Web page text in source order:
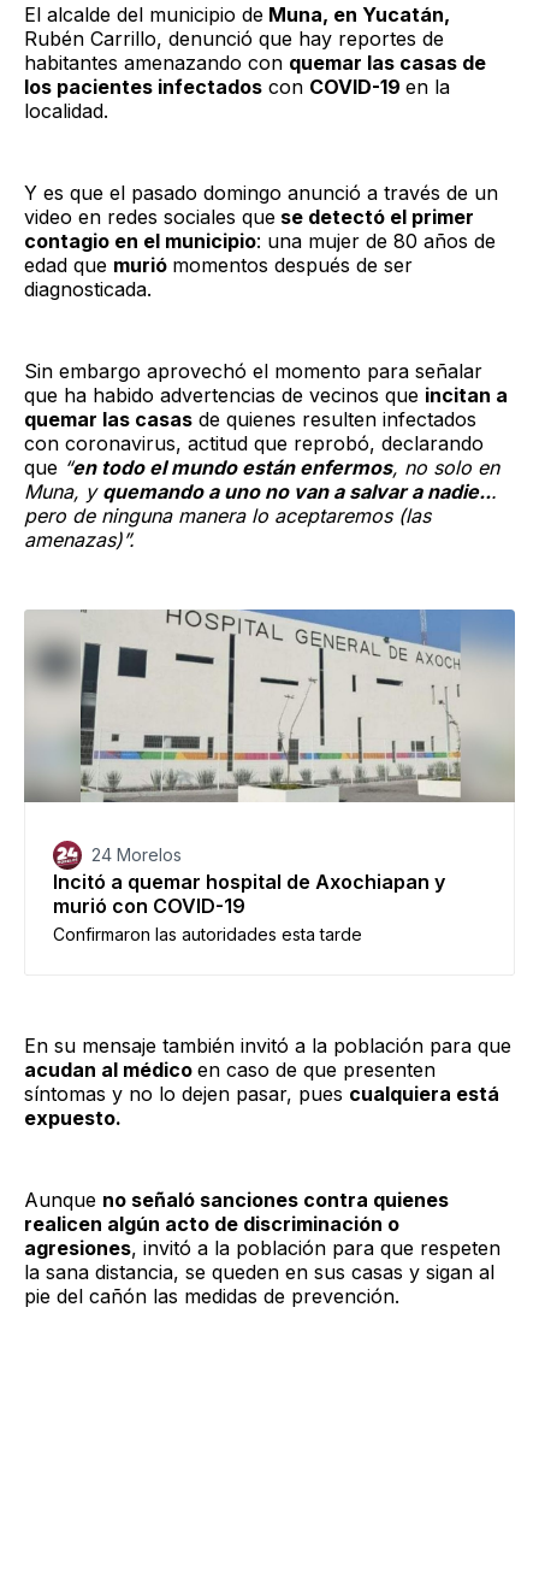
El alcalde del municipio de Muna, en Yucatán,
Rubén Carrillo, denunció que hay reportes de
habitantes amenazando con quemar las casas de
los pacientes infectados con COVID-19 en la
localidad.
Y es que el pasado domingo anunció a través de un
video en redes sociales que se detectó el primer
contagio en el municipio: una mujer de 80 años de
edad que murió momentos después de ser
diagnosticada.
Sin embargo aprovechó el momento para señalar
que ha habido advertencias de vecinos que incitan a
quemar las casas de quienes resulten infectados
con coronavirus, actitud que reprobó, declarando
que “en todo el mundo están enfermos, no solo en
Muna, y quemando a uno no van a salvar a nadie...
pero de ninguna manera lo aceptaremos (las
amenazas)”.
24 Morelos
Incitó a quemar hospital de Axochiapan y
murió con COVID-19
Confirmaron las autoridades esta tarde
En su mensaje también invitó a la población para que
acudan al médico en caso de que presenten
síntomas y no lo dejen pasar, pues cualquiera está
expuesto.
Aunque no señaló sanciones contra quienes
realicen algún acto de discriminación o
agresiones, invitó a la población para que respeten
la sana distancia, se queden en sus casas y sigan al
pie del cañón las medidas de prevención.